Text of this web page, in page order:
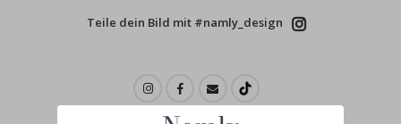
Teile dein Bild mit #namly_design